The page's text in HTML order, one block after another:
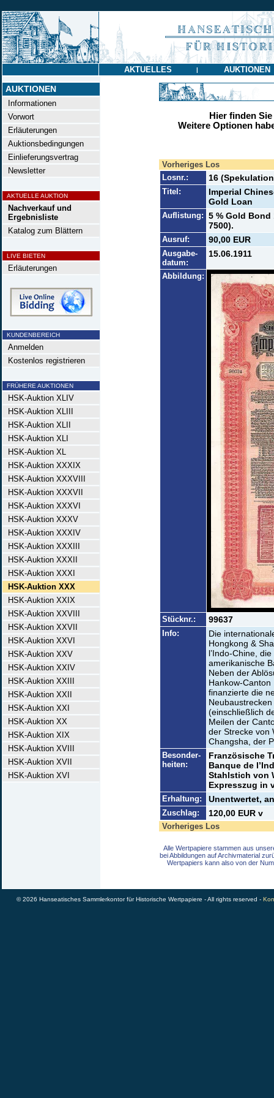
AKTUELLES | AUKTIONEN
AUKTIONEN
Informationen
Vorwort
Erläuterungen
Auktionsbedingungen
Einlieferungsvertrag
Newsletter
AKTUELLE AUKTION
Nachverkauf und
Ergebnisliste
Katalog zum Blättern
LIVE BIETEN
Erläuterungen
KUNDENBEREICH
Anmelden
Kostenlos registrieren
FRÜHERE AUKTIONEN
HSK-Auktion XLIV
HSK-Auktion XLIII
HSK-Auktion XLII
HSK-Auktion XLI
HSK-Auktion XL
HSK-Auktion XXXIX
HSK-Auktion XXXVIII
HSK-Auktion XXXVII
HSK-Auktion XXXVI
HSK-Auktion XXXV
HSK-Auktion XXXIV
HSK-Auktion XXXIII
HSK-Auktion XXXII
HSK-Auktion XXXI
HSK-Auktion XXX
HSK-Auktion XXIX
HSK-Auktion XXVIII
HSK-Auktion XXVII
HSK-Auktion XXVI
HSK-Auktion XXV
HSK-Auktion XXIV
HSK-Auktion XXIII
HSK-Auktion XXII
HSK-Auktion XXI
HSK-Auktion XX
HSK-Auktion XIX
HSK-Auktion XVIII
HSK-Auktion XVII
HSK-Auktion XVI
Hier finden
Weitere Optionen
Vorheriges Los
Losnr.:
16
Titel:
Imperial
Gold Loan
Auflistung: 5 % Gold Bond
7500).
Ausruf: 90,00 EUR
Ausgabe-
datum:
15.06.1911
Abbildung:
Stücknr.: 99637
Info:
Die
Hongkong &
l’Indo-Chine,
amerikanische
Neben der
Hankow-
finanzierte die
(einschließlich
Meilen der
der Strecke von
Changsha, der
Besonder-
heiten:
Französische
Banque de
Stahlstich von
Expresszug in
Erhaltung: Unentwertet,
Zuschlag: 120,00 EUR v
Vorheriges Los
Alle Wertpapiere stammen aus
bei Abbildungen auf Archivmaterial
Wertpapiers kann also von der
© 2026 Hanseatisches Sammlerkontor für Historische Wertpapiere - All rights reserved -